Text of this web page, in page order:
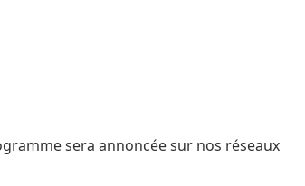
sera annoncée sur nos réseaux